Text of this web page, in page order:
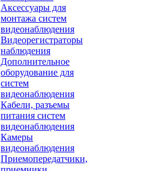
Аксессуары для
монтажа систем
видеонаблюдения
Видеорегистраторы
наблюдения
Дополнительное
оборудование для
систем
видеонаблюдения
Кабели, разъемы
питания систем
видеонаблюдения
Камеры
видеонаблюдения
Приемопередатчики,